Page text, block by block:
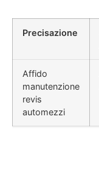
Precisazione
Affido
manutenzione
revis
automezzi